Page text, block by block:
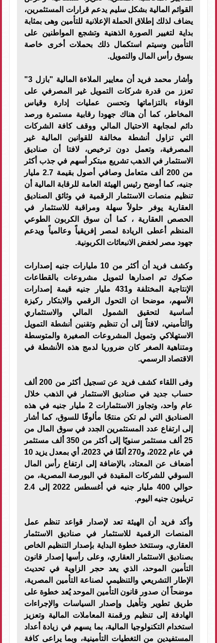
القوائم المالية بشكل سليم يدعم قرارات المستثمرين،
يضاف لذلك إطلاق الحملة الإعلانية للتأمين وهى بمثابة
بداية لتغيير الصورة الذهنية وتشجع المواطنين على
التأمين وسيتم استكمال ذلك بحملات أخرى خاصة
بسوق رأس المال والتمويل.
وأشار محمد فريد أن معايير الملاءة المالية "بازل 3"
تعزز من قدرة شركات التمويل غير المصرفي على
الوفاء بالتزاماتها وتحسن عمليات إدارة وقياس
المخاطر، كما أن هناك جهودا رقابية مستمرة ورصد
دائم لمجابهة الاحتيال المالي ووقف كافة الشركات
التي تزاول أنشطة مخالفة للقوانين المالية غير
المصرفية، وتعمل دون ترخيص، لافتا أن صناديق
الاستثمار في الذهب تشريع مبتكر أسهم في جذب أكثر
من 200 ألف متعامل وصافي أصول بقيمة 2.7 مليار
جنيه، كما أوضح رئيس الهيئة العامة للرقابة المالية أن
تنظيم منصات الاستثمار الرقمية في وثائق الصناديق
العقارية يوفر حلولاً سهلة ومراقبة للاستثمار في
الحصص العقارية ، كما أن سوق الكربون الطوعي
المنظم أعطى الريادة لمصر إفريقياً وعالمياً ويدعم
جهود مصر لخفض الانبعاثات الكربونية.
وكشف فريد أن أكثر من 10 مليارات جنيه إصدارات
صكوك تم اصدارها لتمويل مشروعات بالقطاعات
الإنتاجية المختلفة و431 مليار جنيه قيمة إصدارات
الأسهم، موضحا ان التحول الرقمي والابتكار ركيزة
أساسية لتحقيق الشمول المالي والاستثماري
والتأميني، لافتاً إلى أن تنظيم وتقنين أنشطة التمويل
الاستهلاكي وتمويل المشروعات الصغيرة والمتوسطة
ومتناهية الصغر كان ضروريا لدمج هذه الأنشطة في
الاقتصاد الرسمي.
وفى اللقاء كشف فريد عن تسجيل أكثر من 200 ألف
حساب جديد في صناديق الاستثمار في الذهب خلال
عام واحد، وتجاوز الاستثمارات 2 مليار جنيه في هذه
الصناديق التي لم تكن منتجًا مألوفًا للسوق، كما أشار
إلى ارتفاع عدد المستثمرين الجدد في سوق المال من
25 ألف مستثمر سنويًا إلى أكثر من 350 ألف مستثمر
في عام 2022، و270 ألفًا في 2023، أي بمعدل يزيد 10
أضعاف عن المعتاد، بالإضافة إلى ارتفاع رأس المال
السوقي للشركات المقيدة في البورصة المصرية، من
حوالي 400 مليار جنيه في أغسطس 2022 إلى 2.4
تريليون جنيه اليوم.
وأكد فريد أن الهيئة تعد لإصدار قواعد تنظم عمل
المنصات الرقمية للاستثمار في صناديق الاستثمار
العقاري، وستتخذ خطوة البداية بإصدار التنظيم الخاص
بصناديق الاستثمار العقاري، وعلى رأسها إصدار قانون
التأمين الموحد، الذي يعد حجر الزاوية في تحديث
الإطار التشريعي والتنظيمي لصناعة التأمين المصرية،
موضحاً أن صدور قانون التأمين الموحد يُعد خطوة على
طريق تطوير وتأهيل وإصدار السياسات والإجراءات
الهادفة إلى تنظيم ورقمنة المعاملات المالية وتعزيز
استخدام التكنولوجيا المالية، بما يسهم في زيادة أعداد
المستفيدين من التغطيات التأمينية، وبما يراعى كافة